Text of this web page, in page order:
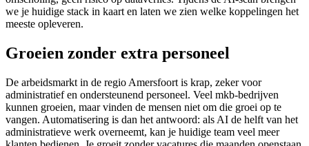
we je huidige stack in kaart en laten we zien welke koppelingen het
meeste opleveren.
Groeien zonder extra personeel
De arbeidsmarkt in de regio Amersfoort is krap, zeker voor
administratief en ondersteunend personeel. Veel mkb-bedrijven
kunnen groeien, maar vinden de mensen niet om die groei op te
vangen. Automatisering is dan het antwoord: als AI de helft van het
administratieve werk overneemt, kan je huidige team veel meer